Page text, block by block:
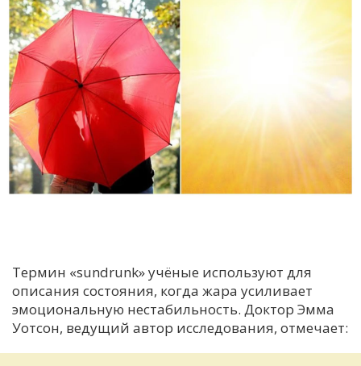
Термин «sundrunk» учёные используют для
описания состояния, когда жара усиливает
эмоциональную нестабильность. Доктор Эмма
Уотсон, ведущий автор исследования, отмечает: